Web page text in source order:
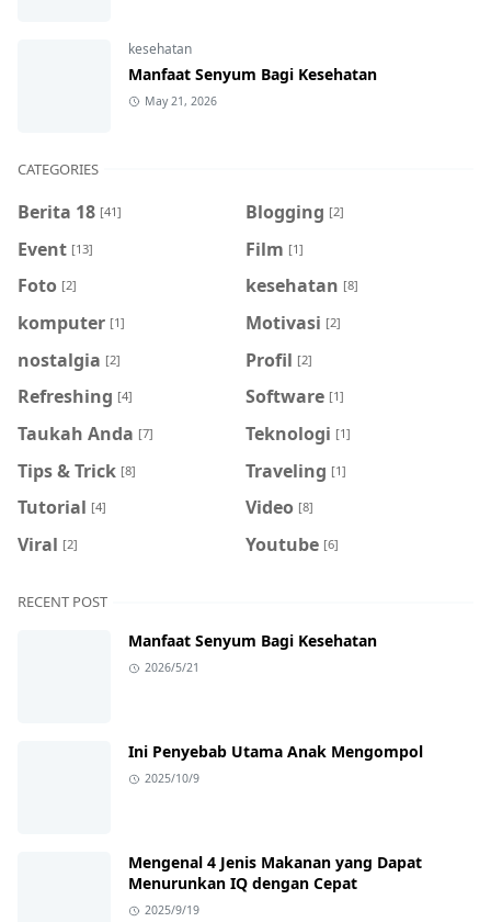
kesehatan
Manfaat Senyum Bagi Kesehatan
May 21, 2026
CATEGORIES
Berita 18 [41] Blogging [2]
Event [13] Film [1]
Foto [2] kesehatan [8]
komputer [1] Motivasi [2]
nostalgia [2] Profil [2]
Refreshing [4] Software [1]
Taukah Anda [7] Teknologi [1]
Tips & Trick [8] Traveling [1]
Tutorial [4] Video [8]
Viral [2] Youtube [6]
RECENT POST
Manfaat Senyum Bagi Kesehatan
2026/5/21
Ini Penyebab Utama Anak Mengompol
2025/10/9
Mengenal 4 Jenis Makanan yang Dapat
Menurunkan IQ dengan Cepat
2025/9/19